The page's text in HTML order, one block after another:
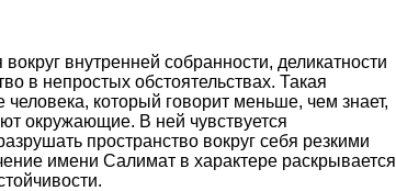
внутренней собранности, деликатности
в непростых обстоятельствах. Такая
который говорит меньше, чем знает,
окружающие. В ней чувствуется
пространство вокруг себя резкими
имени Салимат в характере раскрывается